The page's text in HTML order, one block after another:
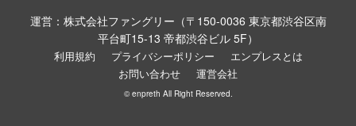
運営：株式会社ファングリー（〒150-0036 東京都渋谷区南
平台町15-13 帝都渋谷ビル 5F）
利用規約 プライバシーポリシー
エンプレスとは
お問い合わせ
運営会社
© enpreth All Right Reserved.